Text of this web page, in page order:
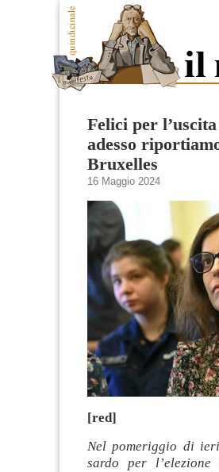
Felici per
adesso
Bruxelles
16 Maggio 2024
[red]
Nel pomeriggio di
sardo per